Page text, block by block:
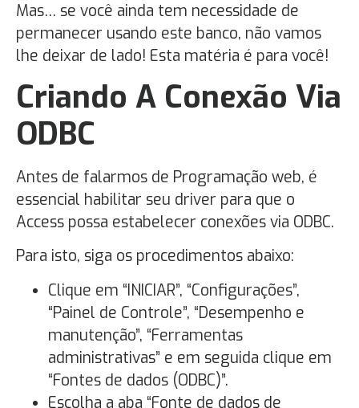
Mas… se você ainda tem necessidade de
permanecer usando este banco, não vamos
lhe deixar de lado! Esta matéria é para você!
Criando A Conexão Via
ODBC
Antes de falarmos de Programação web, é
essencial habilitar seu driver para que o
Access possa estabelecer conexões via ODBC.
Para isto, siga os procedimentos abaixo:
Clique em “INICIAR”, “Configurações”,
“Painel de Controle”, “Desempenho e
manutenção”, “Ferramentas
administrativas” e em seguida clique em
“Fontes de dados (ODBC)”.
Escolha a aba “Fonte de dados de